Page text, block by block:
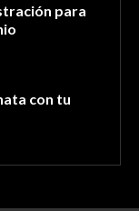
para
con tu